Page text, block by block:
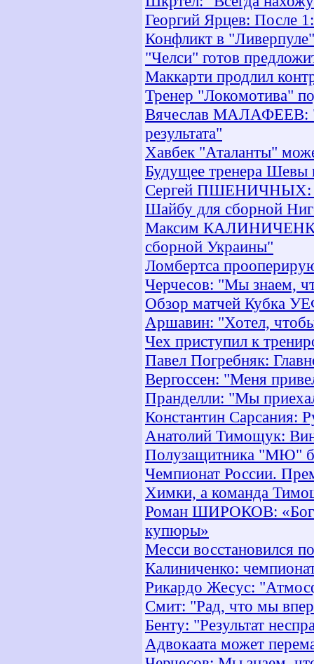
Георгий Ярцев: После
Конфликт в "Ливерпуле"
"Челси" готов
Маккарти продлил
Тренер "Локомотива"
Вячеслав МАЛАФЕЕВ:
результата"
Хавбек "Аталанты"
Будущее тренера Шевы
Сергей ПШЕНИЧНЫХ:
Шайбу для сборной
Максим
сборной Украины"
Ломбертса
Черчесов: "Мы знаем,
Обзор матчей Кубка
Аршавин: "Хотел,
Чех приступил к
Павел Погребняк:
Вергоссен: "Меня
Пранделли: "Мы
Константин Сарсания:
Анатолий Тимощук:
Полузащитника "МЮ"
Чемпионат России.
Химки, а команда
Роман ШИРОКОВ: «Бог
купюры»
Месси восстановился
Калиниченко:
Рикардо Жесус:
Смит: "Рад, что мы
Бенту: "Результат
Адвокаата может